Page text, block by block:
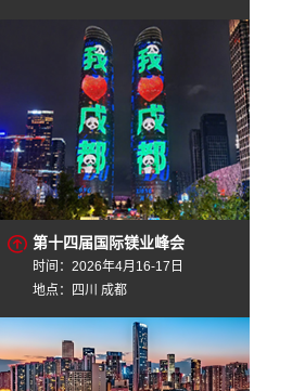
第十四届国际镁业峰会
时间：2026年4月16-17日
地点：四川 成都